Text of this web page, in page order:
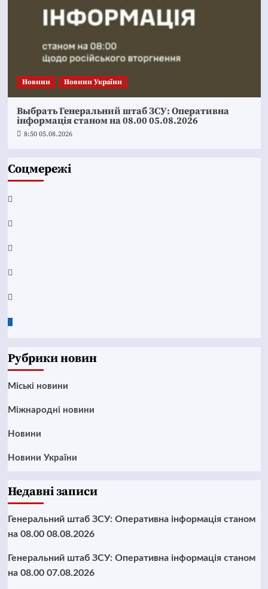
Новини Новини України
Выбрать Генеральний штаб ЗСУ: Оперативна
інформація станом на 08.00 05.08.2026
8:50 05.08.2026
Соцмережі
Facebook
YouTube
Telegram
Instagram
Twitter
Рубрики новин
Mіські новини
Міжнародні новини
Новини
Новини України
Недавні записи
Генеральний штаб ЗСУ: Оперативна інформація станом
на 08.00 08.08.2026
Генеральний штаб ЗСУ: Оперативна інформація станом
на 08.00 07.08.2026